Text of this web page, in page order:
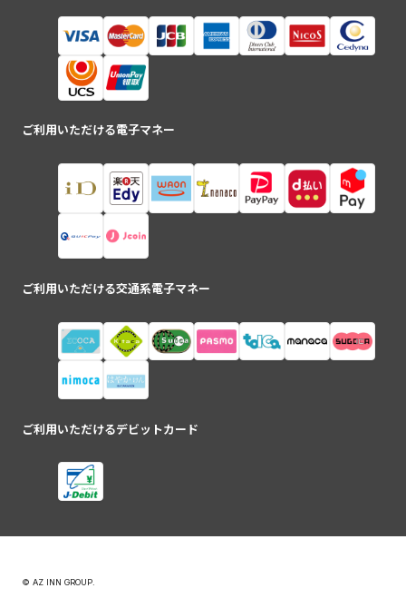
ご利用いただける電子マネー
ご利用いただける交通系電子マネー
ご利用いただけるデビットカード
© AZ INN GROUP.